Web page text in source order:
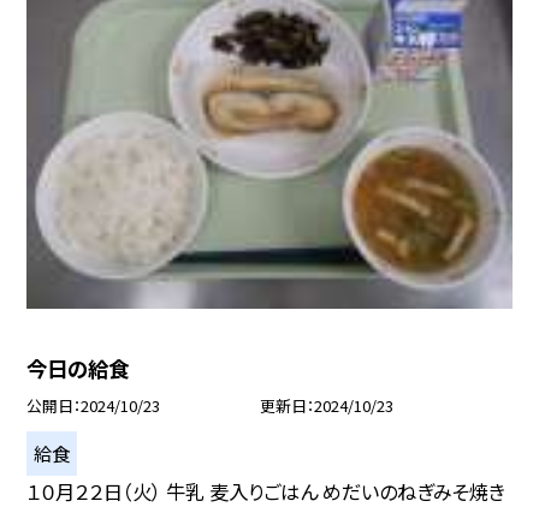
今日の給食
公開日 2024/10/23 更新日 2024/10/23
給食
１０月２２日（火） 牛乳 麦入りごはん めだいのねぎみそ焼き